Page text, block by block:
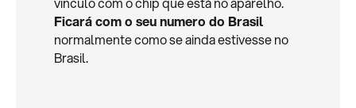
Ficará com o seu numero do Brasil
normalmente como se ainda estivesse no
Brasil.